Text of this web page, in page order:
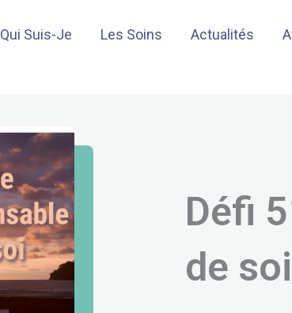
Qui Suis-Je Les Soins Actualités
Défi
de soi